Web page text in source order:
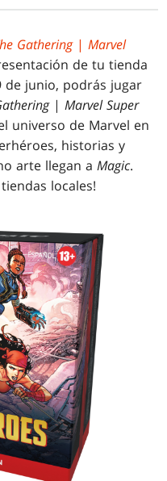
Gathering|Marvel
de tu tienda
de junio, podrás jugar
|Marvel Super
universo de Marvel en
historias y
arte llegan aMagic.
locales!